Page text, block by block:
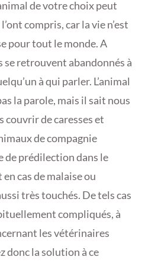
de votre choix peut
compris, car la vie n’est
pour tout le monde. A
retrouvent abandonnés à
à qui parler. L’animal
la parole, mais il sait nous
couvrir de caresses et
de compagnie
de prédilection dans le
cas de malaise ou
très touchés. De tels cas
compliqués, à
les vétérinaires
donc la solution à ce